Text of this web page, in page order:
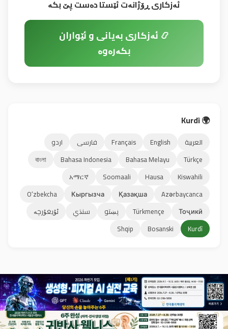
ئەزکاری ڕۆژانەت ئێستا دەست پێ بکە
📿 ئەزکاری بەیانی و ئێواران
بکەرەوە
🌍 Kurdî
العربية English
Français فارسی
اردو
Türkçe
Bahasa Melayu
Bahasa Indonesia
বাংলা
Kiswahili
Hausa
Soomaali
አማርኛ
Azərbaycanca
Қазақша
Кыргызча
Oʻzbekcha
Тоҷикӣ
Türkmençe پښتو سنڌي
ئۇيغۇرچە
Kurdî
Bosanski
Shqip